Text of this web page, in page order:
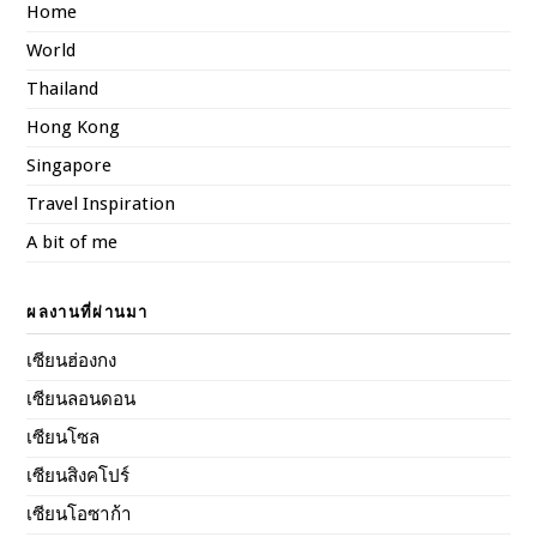
Home
World
Thailand
Hong Kong
Singapore
Travel Inspiration
A bit of me
ผลงานที่ผ่านมา
เซียนฮ่องกง
เซียนลอนดอน
เซียนโซล
เซียนสิงคโปร์
เซียนโอซาก้า